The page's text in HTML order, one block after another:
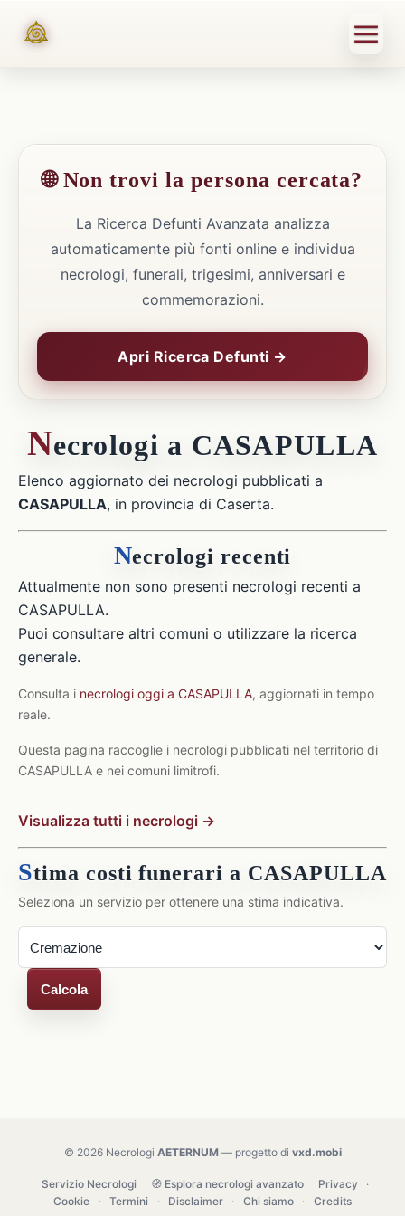
🌐 Non trovi la persona cercata?
La Ricerca Defunti Avanzata analizza
automaticamente più fonti online e individua
necrologi, funerali, trigesimi, anniversari e
commemorazioni.
Apri Ricerca Defunti →
Necrologi a CASAPULLA
Elenco aggiornato dei necrologi pubblicati a
CASAPULLA, in provincia di Caserta.
Necrologi recenti
Attualmente non sono presenti necrologi recenti a
CASAPULLA.
Puoi consultare altri comuni o utilizzare la ricerca
generale.
Consulta i necrologi oggi a CASAPULLA, aggiornati in tempo
reale.
Questa pagina raccoglie i necrologi pubblicati nel territorio di
CASAPULLA e nei comuni limitrofi.
Visualizza tutti i necrologi →
Stima costi funerari a CASAPULLA
Seleziona un servizio per ottenere una stima indicativa.
Calcola
© 2026 Necrologi AETERNUM— progetto di vxd.mobi
Servizio Necrologi 🧭 Esplora necrologi avanzato Privacy
·
Cookie
· Termini · Disclaimer · Chi siamo · Credits